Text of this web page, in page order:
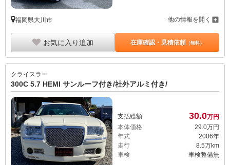
福岡県大川市 他の情報を開く
お気に入り追加 在庫確認・見積依頼（無料）
クライスラー
300C 5.7 HEMI サンルーフ付き/社外アルミ付き/
支払総額 30.0万円
本体価格
29. 0万円
年式
2006年
走行
8.5万km
車検
車検整備無